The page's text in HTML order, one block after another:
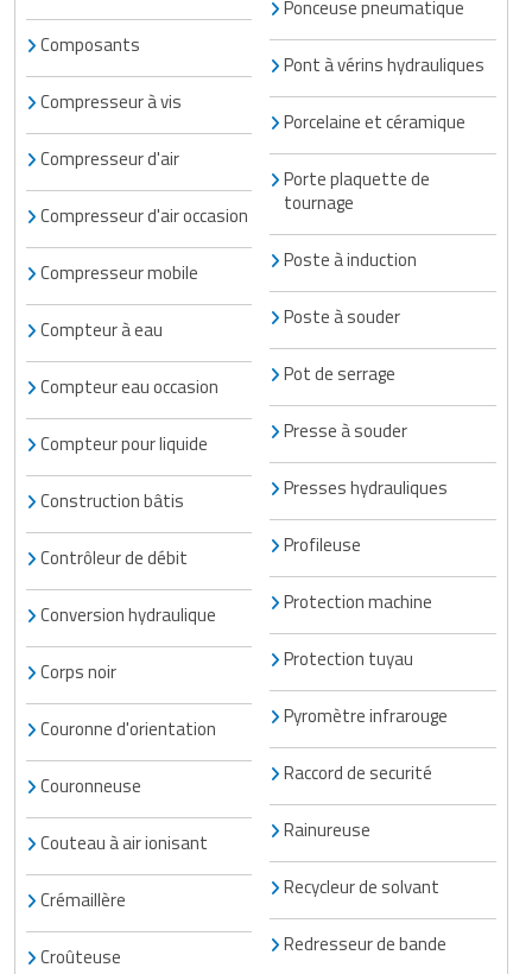
Composants
Compresseur à vis
Compresseur d'air
Compresseur d'air occasion
Compresseur mobile
Compteur à eau
Compteur eau occasion
Compteur pour liquide
Construction bâtis
Contrôleur de débit
Conversion hydraulique
Corps noir
Couronne d'orientation
Couronneuse
Couteau à air ionisant
Crémaillère
Croûteuse
Ponceuse pneumatique
Pont à vérins hydrauliques
Porcelaine et céramique
Porte plaquette de
tournage
Poste à induction
Poste à souder
Pot de serrage
Presse à souder
Presses hydrauliques
Profileuse
Protection machine
Protection tuyau
Pyromètre infrarouge
Raccord de securité
Rainureuse
Recycleur de solvant
Redresseur de bande